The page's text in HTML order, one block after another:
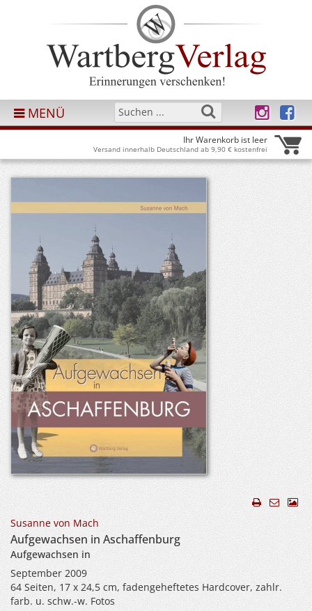
MENÜ
Ihr Warenkorb ist leer
Versand innerhalb Deutschland ab 9,90 € kostenfrei
Susanne von Mach
Aufgewachsen in Aschaffenburg
Aufgewachsen in
September 2009
64 Seiten, 17 x 24,5 cm, fadengeheftetes Hardcover, zahlr.
farb. u. schw.-w. Fotos